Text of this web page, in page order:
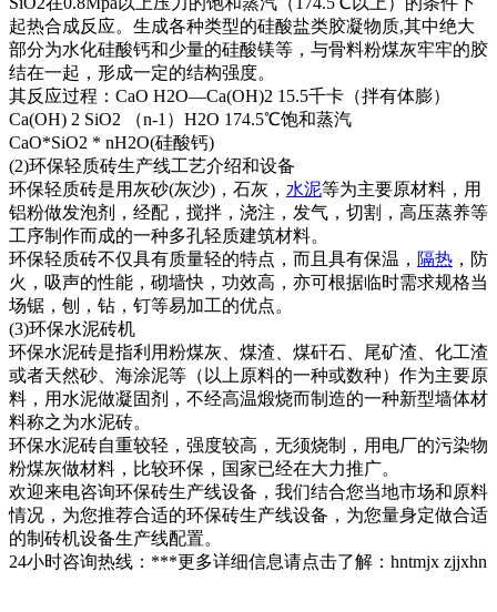
起热合成反应。生成各种类型的硅酸盐类胶凝物质,其中绝大
部分为水化硅酸钙和少量的硅酸镁等，与骨料粉煤灰牢牢的胶
结在一起，形成一定的结构强度。
其反应过程：CaO H2O—Ca(OH)2 15.5千卡（拌有体膨）
Ca(OH) 2 SiO2 （n-1）H2O 174.5℃饱和蒸汽
CaO*SiO2 * nH2O(硅酸钙)
(2)环保轻质砖生产线工艺介绍和设备
环保轻质砖是用灰砂(灰沙)，石灰， 水泥等为主要原材料，用
铝粉做发泡剂，经配，搅拌，浇注，发气，切割，高压蒸养等
工序制作而成的一种多孔轻质建筑材料。
环保轻质砖不仅具有质量轻的特点，而且具有保温， 隔热 ，防
火，吸声的性能，砌墙快，功效高，亦可根据临时需求规格当
场锯，刨，钻，钉等易加工的优点。
(3)环保水泥砖机
环保水泥砖是指利用粉煤灰、煤渣、煤矸石、尾矿渣、化工渣
或者天然砂、海涂泥等（以上原料的一种或数种）作为主要原
料，用水泥做凝固剂，不经高温煅烧而制造的一种新型墙体材
料称之为水泥砖。
环保水泥砖自重较轻，强度较高，无须烧制，用电厂的污染物
粉煤灰做材料，比较环保，国家已经在大力推广。
欢迎来电咨询环保砖生产线设备，我们结合您当地市场和原料
情况，为您推荐合适的环保砖生产线设备，为您量身定做合适
的制砖机设备生产线配置。
24小时咨询热线：***更多详细信息请点击了解：hntmjx zjjxhn